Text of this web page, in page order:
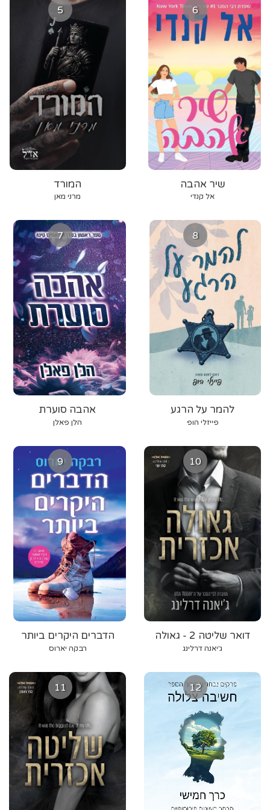
5
המורד
מרני מאן
6
שיר אהבה
אל קנדי
7
אהבה סוערת
הלן פאלן
8
להמר על הרגע
פייזלי הופ
9
הדברים היקרים ביותר
רבקה יארוס
10
דואר שליטה 2 - גאולה
אכזרית
ג׳יאנה דרלינג
11 12